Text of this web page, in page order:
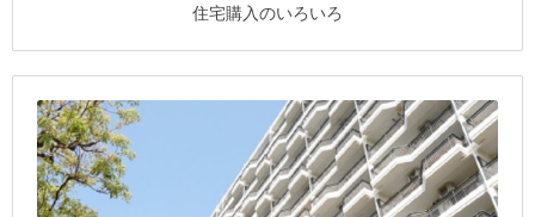
住宅購入のいろいろ